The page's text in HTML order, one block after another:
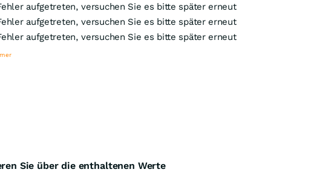
aufgetreten, versuchen Sie es bitte später erneut
aufgetreten, versuchen Sie es bitte später erneut
aufgetreten, versuchen Sie es bitte später erneut
Sie über die enthaltenen Werte